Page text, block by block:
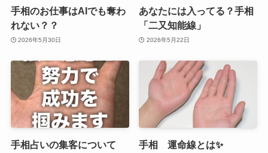
手相のお仕事はAIでも奪わ
れない？？
2026年5月30日
あなたには入ってる？手相
「二又知能線」
2026年5月22日
手相占いの集客について 手相 運命線とは✨